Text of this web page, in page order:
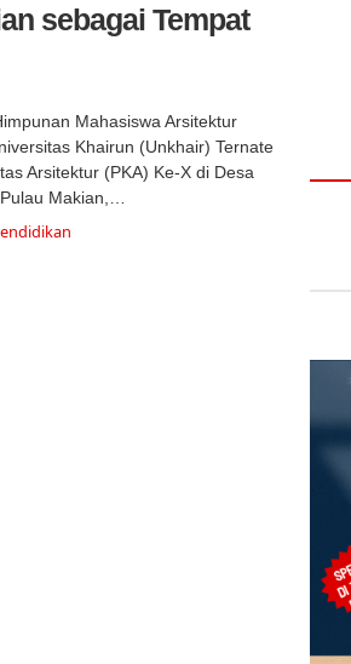
sebagai Tempat
Mahasiswa Arsitektur
Khairun (Unkhair) Ternate
Arsitektur (PKA) Ke-X di Desa
Makian,…